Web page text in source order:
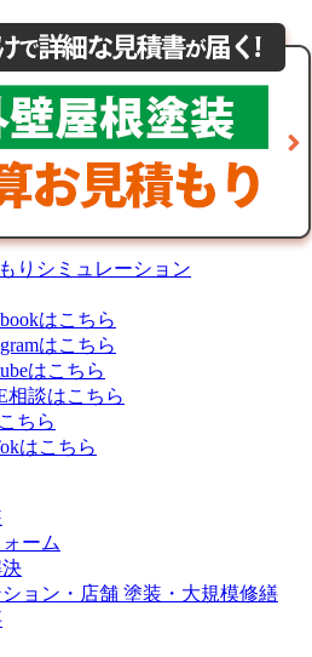
ーム
ョン・店舗 塗装・大規模修繕